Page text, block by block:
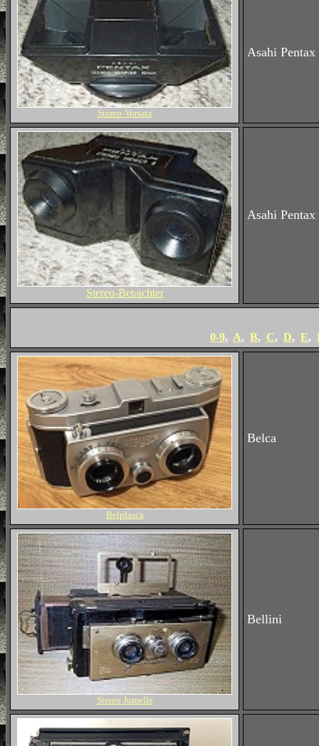
Stereo-Vorsatz
Asahi Pentax
Stereo-Betrachter
Asahi Pentax
0-9, A, B, C, D, E,
Belplasca
Belca
Stereo Jumelle
Bellini